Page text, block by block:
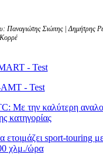
Παναγιώτης Σιώπης | Δημήτρης
- Test
AMT - Test
Με την καλύτερη
κατηγορίας
ετοιμάζει sport-touring
χλμ./ώρα